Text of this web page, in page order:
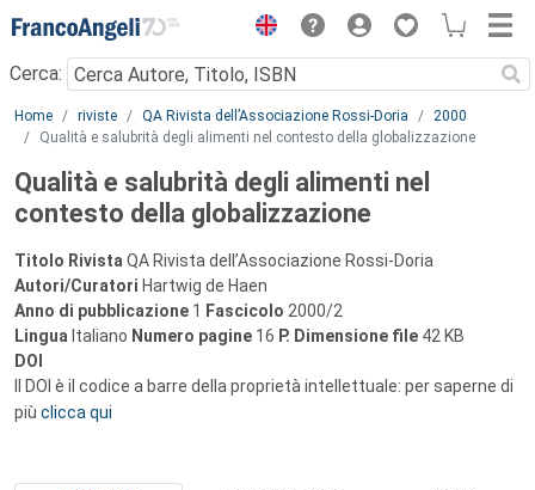
Menu
Cerca:
Main content
Home riviste QA Rivista dell’Associazione Rossi-Doria
2000
Qualità e salubrità degli alimenti nel contesto della globalizzazione
Qualità e salubrità degli alimenti nel
contesto della globalizzazione
Titolo Rivista QA Rivista dell’Associazione Rossi-Doria
Autori/Curatori Hartwig de Haen
Anno di pubblicazione 1 Fascicolo 2000/2
Lingua Italiano Numero pagine 16 P. Dimensione file 42 KB
DOI
Il DOI è il codice a barre della proprietà intellettuale: per saperne di
più clicca qui